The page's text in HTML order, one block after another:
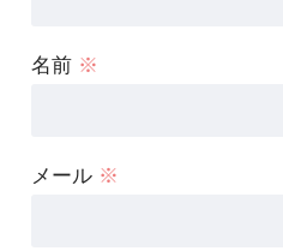
名前 ※
メール ※